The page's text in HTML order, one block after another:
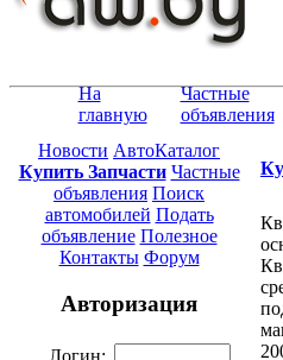
На
главную
Частные
объявления
Новости АвтоКаталог
Купить Запчасти Частные
объявления Поиск
автомобилей Подать
объявление Полезное
Контакты Форум
Авторизация